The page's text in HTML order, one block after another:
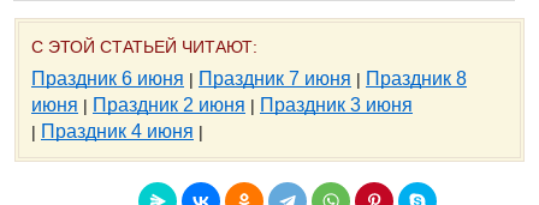
С ЭТОЙ СТАТЬЕЙ ЧИТАЮТ:
Праздник 6 июня | Праздник 7 июня | Праздник 8
июня | Праздник 2 июня | Праздник 3 июня
| Праздник 4 июня |